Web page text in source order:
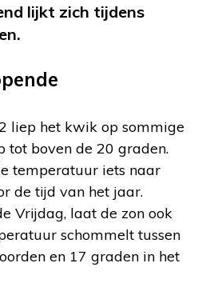
lijkt zich tijdens
liep het kwik op sommige
tot boven de 20 graden.
temperatuur iets naar
de tijd van het jaar.
Vrijdag, laat de zon ook
schommelt tussen
en 17 graden in het